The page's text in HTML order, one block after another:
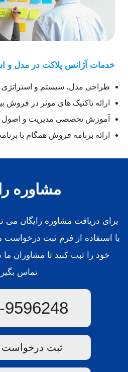
خدمات آژانس پلاکت در مدل و
طراحی مدل، سیستم و
ارائه تاکتیک های موثر در فروش
آموزش تخصصی مدیریت و
ارائه برنامه فروش همگام با
مشاوره
برای دریافت مشاوره رایگان می
با استفاده از فرم ثبت
خود را ثبت کنید تا مشاوران
تماس
9596248
ثبت